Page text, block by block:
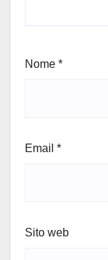
Nome *
Email *
Sito web